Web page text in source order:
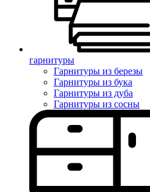
гарнитуры
Гарнитуры из березы
Гарнитуры из бука
Гарнитуры из дуба
Гарнитуры из сосны